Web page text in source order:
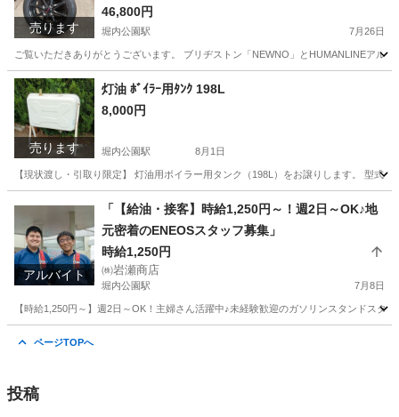
売ります
46,800円
堀内公園駅 7月26日
ご覧いただきありがとうございます。 ブリヂストン「NEWNO」とHUMANLINEアル
愛知 安城市 堀内公園駅 タイヤ、ホイール
売ります
灯油 ﾎﾞｲﾗｰ用ﾀﾝｸ 198L
8,000円
堀内公園駅 8月1日
【現状渡し・引取り限定】 灯油用ボイラー用タンク（198L）をお譲りします。 型式
堀内公園駅 その他 ボイラー
アルバイト
「【給油・接客】時給1,250円～！週2日～OK♪地
元密着のENEOSスタッフ募集」
時給1,250円
㈱岩瀬商店
堀内公園駅 7月8日
【時給1,250円～】週2日～OK！主婦さん活躍中♪未経験歓迎のガソリンスタンドス
ページTOPへ
投稿